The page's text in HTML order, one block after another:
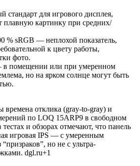
для игрового дисплея,
плавную картинку при средних/
% sRGB — неплохой показатель,
к цвету работы,
фото.
в помещении или при умеренном
но на ярком солнце могут быть
времена отклика (gray-to-gray) и
по LOQ 15ARP9 в свободном
и обзорах отмечают, что панель
игровая IPS — с умеренным
но не с ультра-
dgl.ru+1